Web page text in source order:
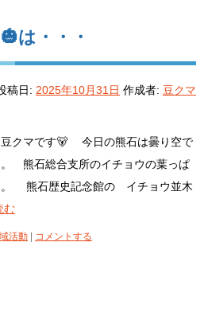
は・・・
稿日: 2025年10月31日 作成者: 豆クマ
クマです🐻 今日の熊石は曇り空で
熊石総合支所のイチョウの葉っぱ
熊石歴史記念館の イチョウ並木
む
活動 コメントする